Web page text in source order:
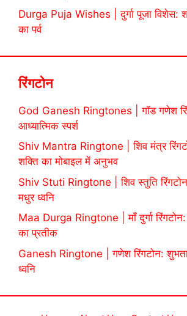
Durga Puja Wishes | दुर्गा पूजा विशेस:
का पर्व
रिंगटोन
God Ganesh Ringtones | गॉड गणेश
आध्यात्मिक स्पर्श
Shiv Mantra Ringtone | शिव मंत्र
शक्ति का मोबाइल में अनुभव
Shiv Stuti Ringtone | शिव स्तुति
मधुर ध्वनि
Maa Durga Ringtone | माँ दुर्गा
का प्रतीक
Ganesh Ringtone | गणेश रिंगटोन:
ध्वनि